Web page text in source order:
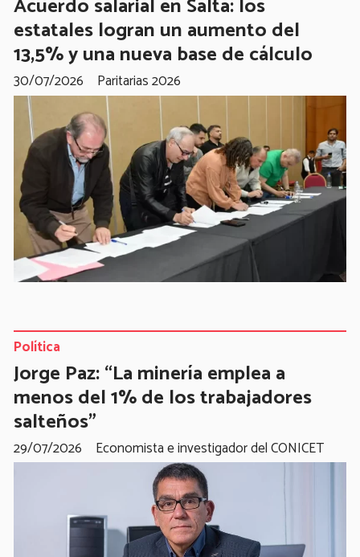
Acuerdo salarial en Salta: los
estatales logran un aumento del
13,5% y una nueva base de cálculo
Paritarias 2026
30/07/2026
Jorge Paz: “La minería emplea a
menos del 1% de los trabajadores
salteños”
Economista e investigador del CONICET
Política
29/07/2026